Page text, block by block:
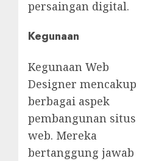
persaingan digital.
Kegunaan
Kegunaan Web
Designer mencakup
berbagai aspek
pembangunan situs
web. Mereka
bertanggung jawab